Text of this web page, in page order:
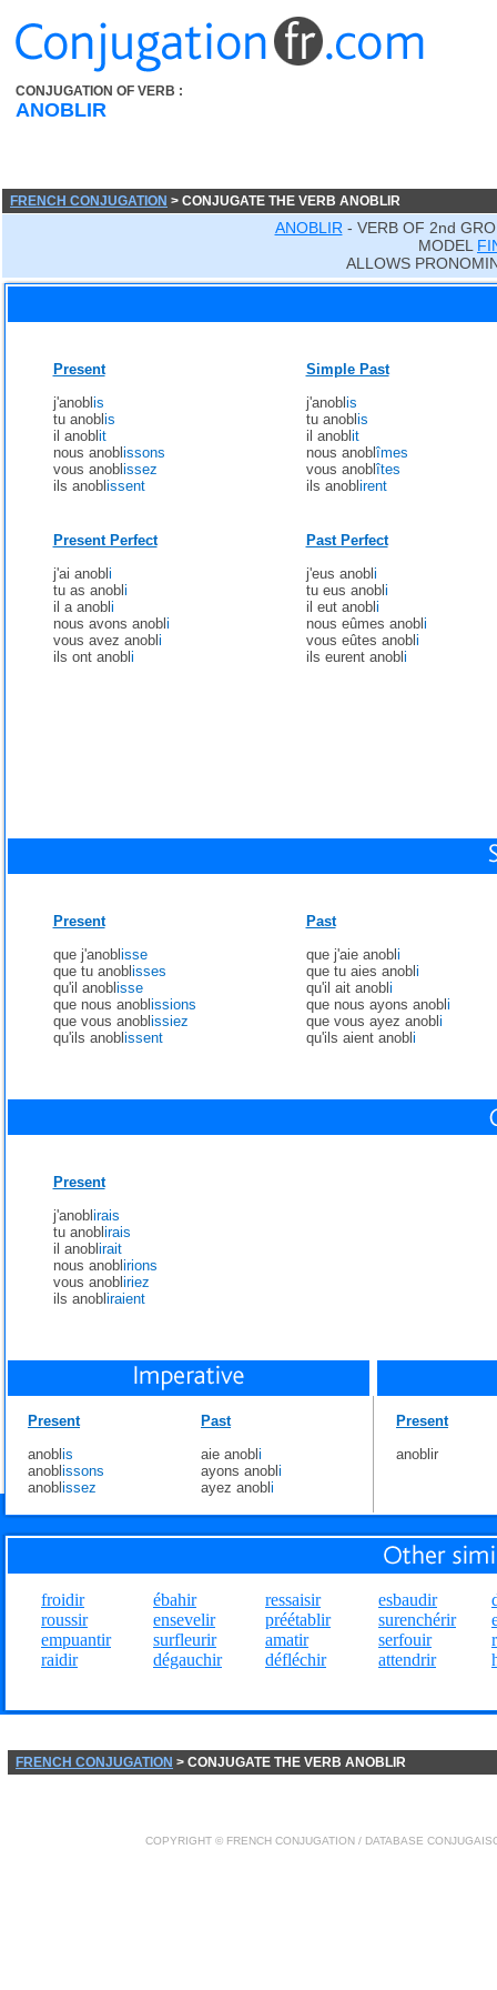
CONJUGATION OF VERB :
ANOBLIR
FRENCH CONJUGATION > CONJUGATE THE VERB ANOBLIR
ANOBLIR - VERB OF 2nd
MODEL
ALLOWS
Present
j'anobl is
tu anobl is
il anobl it
nous anobl issons
vous anobl issez
ils anobl issent
Simple Past
j'anobl is
tu anobl is
il anobl it
nous anobl îmes
vous anobl îtes
ils anobl irent
Present Perfect
j'ai anobl i
tu as anobl i
il a anobl i
nous avons anobl i
vous avez anobl i
ils ont anobl i
Past Perfect
j'eus anobl i
tu eus anobl i
il eut anobl i
nous eûmes anobl i
vous eûtes anobl i
ils eurent anobl i
Present
que j'anobl isse
que tu anobl isses
qu'il anobl isse
que nous anobl issions
que vous anobl issiez
qu'ils anobl issent
Past
que j'aie anobl i
que tu aies anobl i
qu'il ait anobl i
que nous ayons anobl i
que vous ayez anobl i
qu'ils aient anobl i
Present
j'anobl irais
tu anobl irais
il anobl irait
nous anobl irions
vous anobl iriez
ils anobl iraient
Present
anobl is
anobl issons
anobl issez
Past
aie anobl i
ayons anobl i
ayez anobl i
Present
anoblir
froidir
roussir
empuantir
raidir
ébahir
ensevelir
surfleurir
dégauchir
ressaisir
préétablir
amatir
défléchir
esbaudir
surenchérir
serfouir
attendrir
FRENCH CONJUGATION > CONJUGATE THE VERB ANOBLIR
COPYRIGHT © FRENCH CONJUGATION / DATABASE